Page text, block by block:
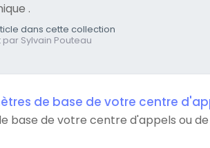
.
dans cette collection
par Sylvain Pouteau
de base de votre centre
base de votre centre d'appels ou